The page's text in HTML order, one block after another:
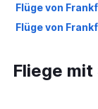
Flüge von
Flüge von
Fliege mit